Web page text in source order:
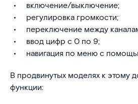
включение/выключение;
регулировка громкости;
переключение между
ввод цифр с 0 по 9;
навигация по меню с
В продвинутых моделях к этому
функции: